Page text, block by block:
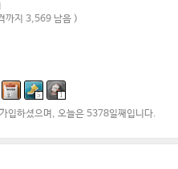
까지 3,569 남음 )
5 1
하셨으며, 오늘은 5378일째입니다.